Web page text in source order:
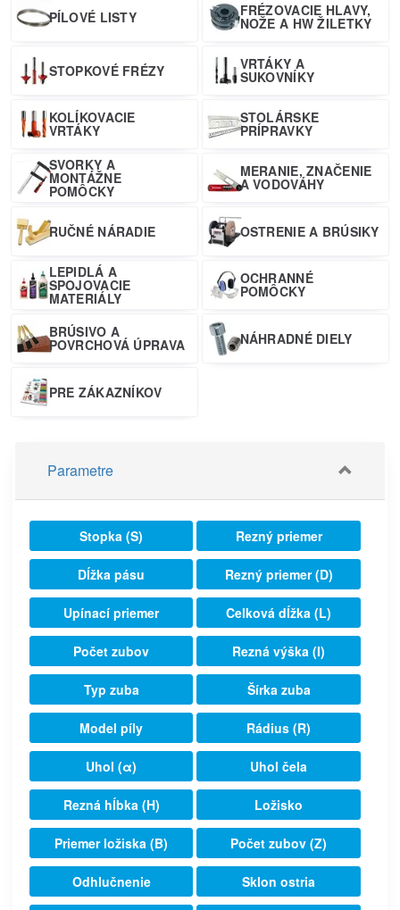
PÍLOVÉ LISTY FRÉZOVACIE HLAVY,
NOŽE A HW ŽILETKY
STOPKOVÉ FRÉZY VRTÁKY A
SUKOVNÍKY
KOLÍKOVACIE
VRTÁKY
STOLÁRSKE
PRÍPRAVKY
SVORKY A
MONTÁŽNE
POMÔCKY
MERANIE, ZNAČENIE
A VODOVÁHY
RUČNÉ NÁRADIE OSTRENIE A BRÚSIKY
LEPIDLÁ A
SPOJOVACIE
MATERIÁLY
OCHRANNÉ
POMÔCKY
BRÚSIVO A
POVRCHOVÁ ÚPRAVA NÁHRADNÉ DIELY
PRE ZÁKAZNÍKOV
Parametre
Stopka (S) Rezný priemer
Dĺžka pásu Rezný priemer (D)
Upínací priemer Celková dĺžka (L)
Počet zubov Rezná výška (I)
Typ zuba Šírka zuba
Model píly Rádius (R)
Uhol (α) Uhol čela
Rezná hĺbka (H) Ložisko
Priemer ložiska (B) Počet zubov (Z)
Odhlučnenie Sklon ostria